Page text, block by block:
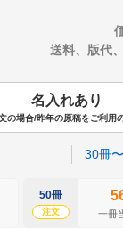
送料、版代
名入れあり
の場合/昨年の原稿をご利
30冊〜
50冊
注文 一冊